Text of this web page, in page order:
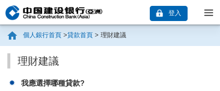
登入
個人銀行首頁 >貸款首頁 > 理財建議
理財建議
我應選擇哪種貸款?